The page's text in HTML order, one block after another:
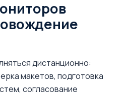
дистанционно:
макетов, подготовка
согласование